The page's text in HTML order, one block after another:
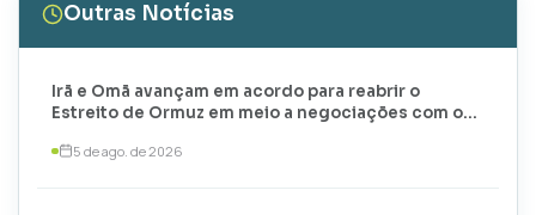
Outras Notícias
Irã e Omã avançam em acordo para reabrir o
Estreito de Ormuz em meio a negociações com os
5 de ago. de 2026